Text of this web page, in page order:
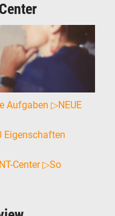
Aufgaben ▷NEUE
Eigenschaften
Center ▷So